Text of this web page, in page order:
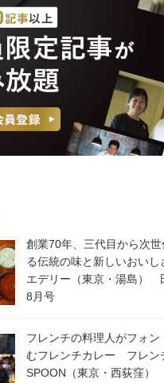
創業70年、三代目から次
る伝統の味と新しいおい
エデリー（東京・湯島）
8月号
フレンチの料理人がフォ
むフレンチカレー フレン
SPOON（東京・西荻窪